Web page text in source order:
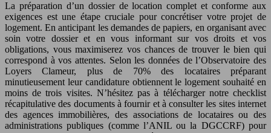
La préparation d’un dossier de location complet et conforme aux
exigences est une étape cruciale pour concrétiser votre projet de
logement. En anticipant les demandes de papiers, en organisant avec
soin votre dossier et en vous informant sur vos droits et vos
obligations, vous maximiserez vos chances de trouver le bien qui
correspond à vos attentes. Selon les données de l’Observatoire des
Loyers Clameur, plus de 70% des locataires préparant
minutieusement leur candidature obtiennent le logement souhaité en
moins de trois visites. N’hésitez pas à télécharger notre checklist
récapitulative des documents à fournir et à consulter les sites internet
des agences immobilières, des associations de locataires ou des
administrations publiques (comme l’ANIL ou la DGCCRF) pour